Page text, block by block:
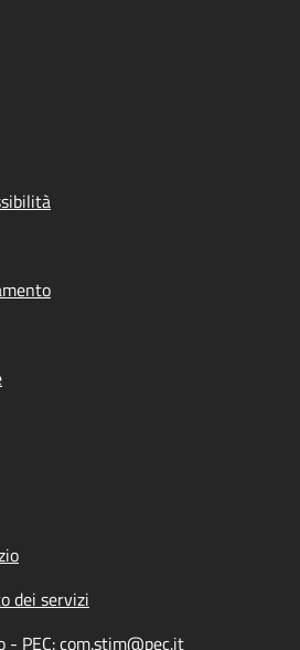
dei servizi
PEC: com.stim@pec.it